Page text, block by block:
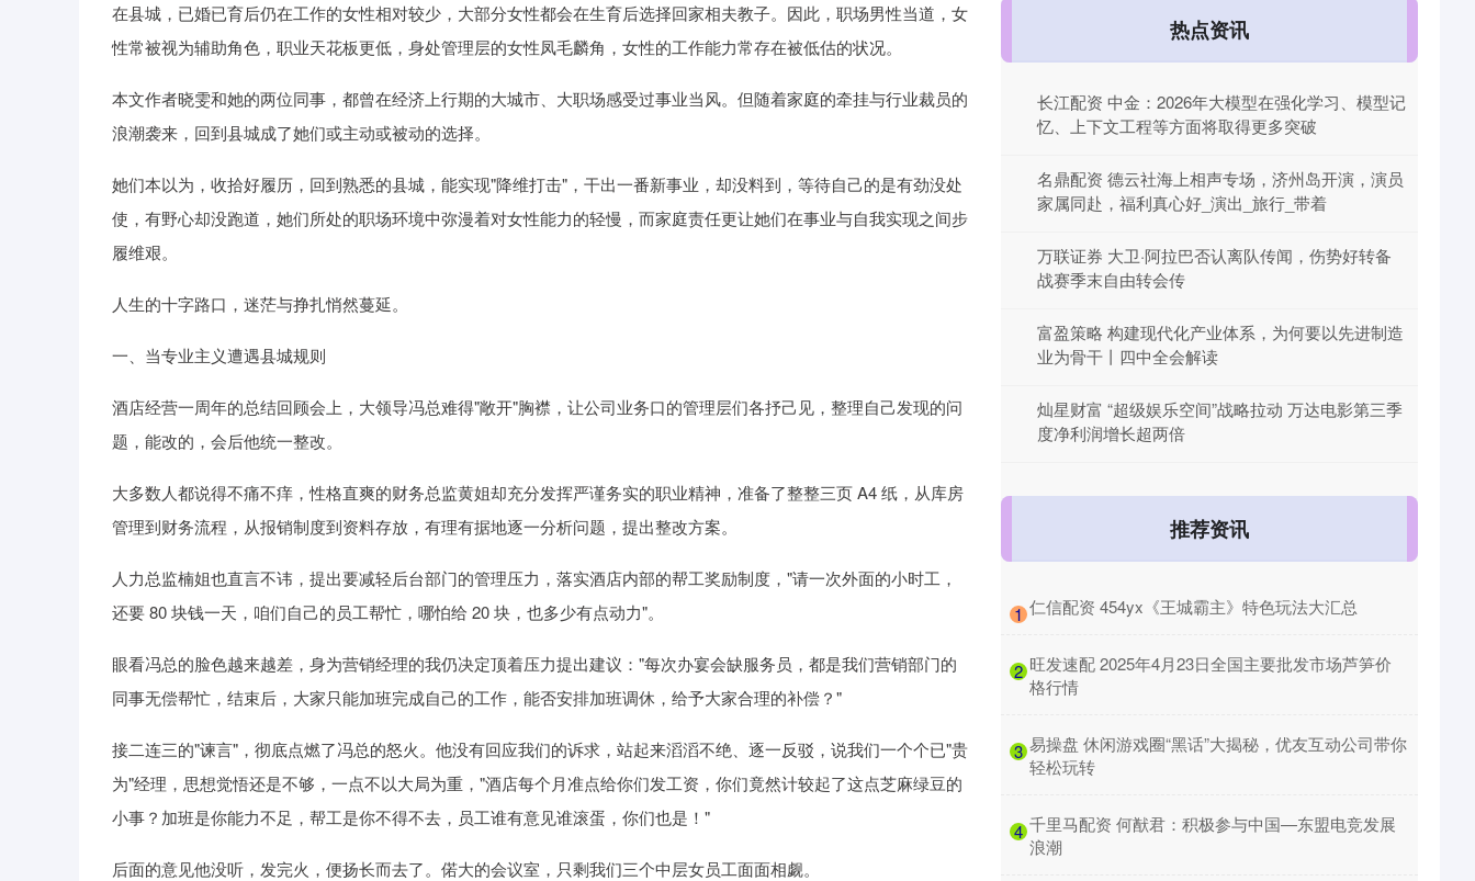
在县城，已婚已育后仍在工作的女性相对较少，大部分女性都会在生育后选择回家相夫教子。因此，职场男性当道，女
性常被视为辅助角色，职业天花板更低，身处管理层的女性凤毛麟角，女性的工作能力常存在被低估的状况。
本文作者晓雯和她的两位同事，都曾在经济上行期的大城市、大职场感受过事业当风。但随着家庭的牵挂与行业裁员的
浪潮袭来，回到县城成了她们或主动或被动的选择。
她们本以为，收拾好履历，回到熟悉的县城，能实现"降维打击"，干出一番新事业，却没料到，等待自己的是有劲没处
使，有野心却没跑道，她们所处的职场环境中弥漫着对女性能力的轻慢，而家庭责任更让她们在事业与自我实现之间步
履维艰。
人生的十字路口，迷茫与挣扎悄然蔓延。
一、当专业主义遭遇县城规则
酒店经营一周年的总结回顾会上，大领导冯总难得"敞开"胸襟，让公司业务口的管理层们各抒己见，整理自己发现的问
题，能改的，会后他统一整改。
大多数人都说得不痛不痒，性格直爽的财务总监黄姐却充分发挥严谨务实的职业精神，准备了整整三页 A4 纸，从库房
管理到财务流程，从报销制度到资料存放，有理有据地逐一分析问题，提出整改方案。
人力总监楠姐也直言不讳，提出要减轻后台部门的管理压力，落实酒店内部的帮工奖励制度，"请一次外面的小时工，
还要 80 块钱一天，咱们自己的员工帮忙，哪怕给 20 块，也多少有点动力"。
眼看冯总的脸色越来越差，身为营销经理的我仍决定顶着压力提出建议："每次办宴会缺服务员，都是我们营销部门的
同事无偿帮忙，结束后，大家只能加班完成自己的工作，能否安排加班调休，给予大家合理的补偿？"
接二连三的"谏言"，彻底点燃了冯总的怒火。他没有回应我们的诉求，站起来滔滔不绝、逐一反驳，说我们一个个已"贵
为"经理，思想觉悟还是不够，一点不以大局为重，"酒店每个月准点给你们发工资，你们竟然计较起了这点芝麻绿豆的
小事？加班是你能力不足，帮工是你不得不去，员工谁有意见谁滚蛋，你们也是！"
后面的意见他没听，发完火，便扬长而去了。偌大的会议室，只剩我们三个中层女员工面面相觑。
热点资讯
长江配资 中金：2026年大模型在强化学习、模型记
忆、上下文工程等方面将取得更多突破
名鼎配资 德云社海上相声专场，济州岛开演，演员
家属同赴，福利真心好_演出_旅行_带着
万联证券 大卫·阿拉巴否认离队传闻，伤势好转备
战赛季末自由转会传
富盈策略 构建现代化产业体系，为何要以先进制造
业为骨干丨四中全会解读
灿星财富 “超级娱乐空间”战略拉动 万达电影第三季
度净利润增长超两倍
推荐资讯
1 ​仁信配资 454yx《王城霸主》特色玩法大汇总
2 ​旺发速配 2025年4月23日全国主要批发市场芦笋价
格行情
3 ​易操盘 休闲游戏圈“黑话”大揭秘，优友互动公司带你
轻松玩转
4 ​千里马配资 何猷君：积极参与中国—东盟电竞发展
浪潮